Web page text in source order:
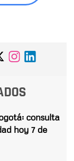
consulta
hoy 7 de